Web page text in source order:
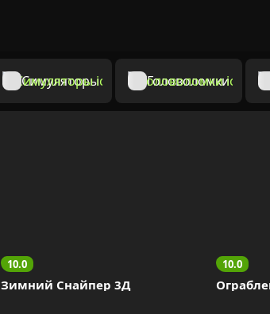
Симуляторы Головоломки
10.0
Зимний Снайпер 3Д
10.0